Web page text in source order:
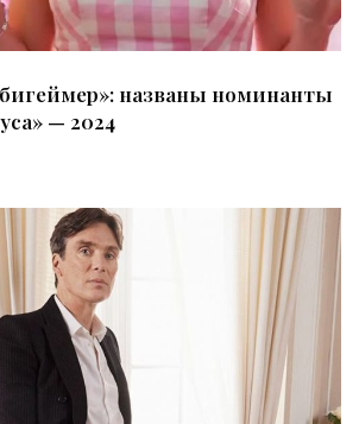
названы номинанты
— 2024